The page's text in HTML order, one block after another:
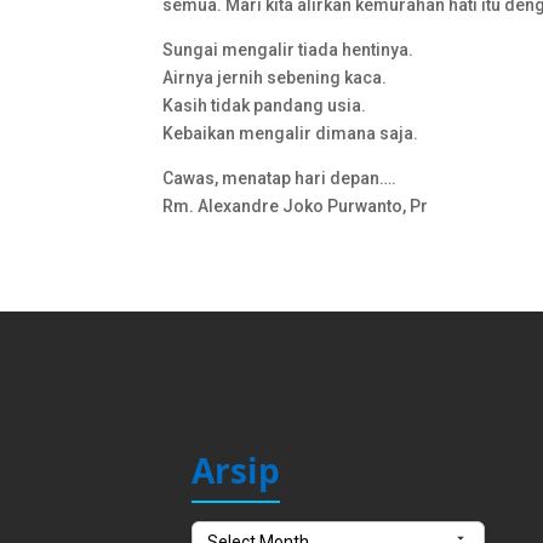
semua. Mari kita alirkan kemurahan hati itu
Sungai mengalir tiada hentinya.
Airnya jernih sebening kaca.
Kasih tidak pandang usia.
Kebaikan mengalir dimana saja.
Cawas, menatap hari depan….
Rm. Alexandre Joko Purwanto, Pr
Arsip